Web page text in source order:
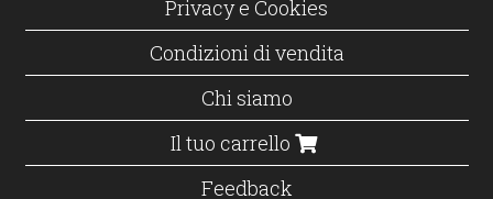
Privacy e Cookies
Condizioni di vendita
Chi siamo
Il tuo carrello
Feedback